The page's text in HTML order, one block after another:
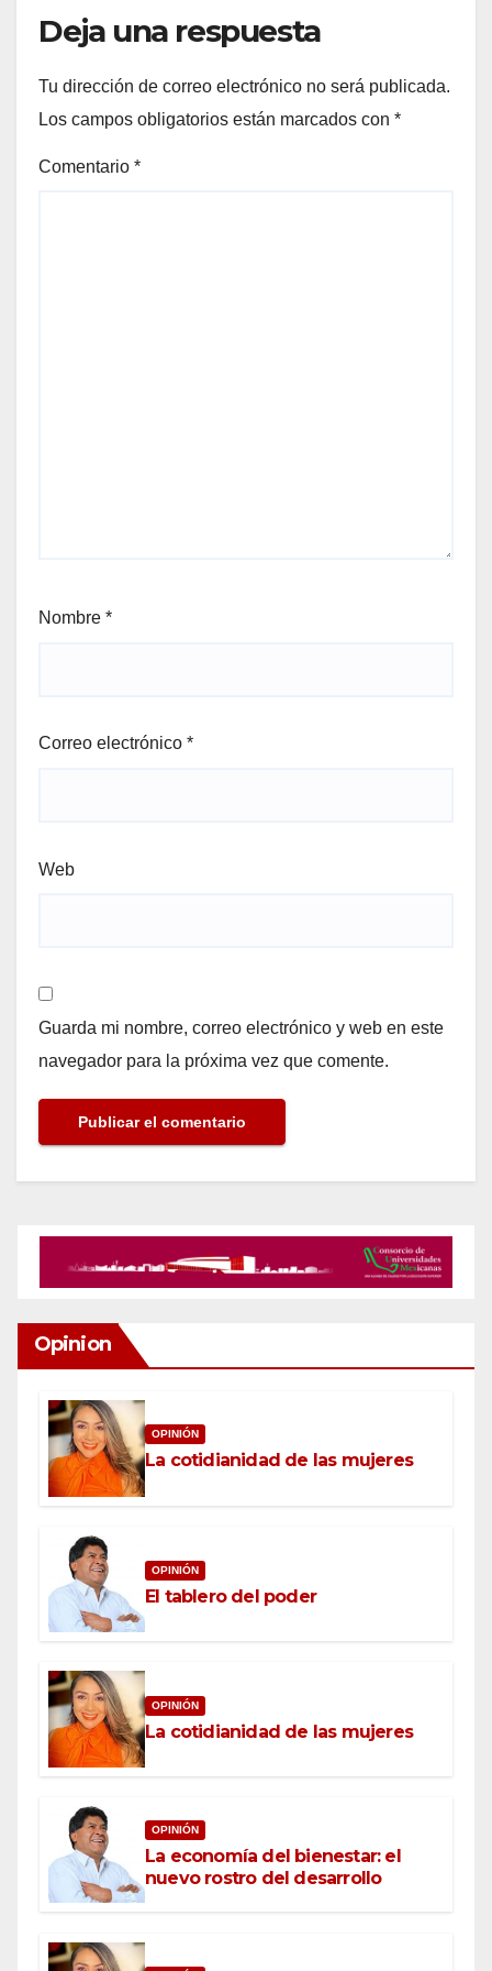
Deja una respuesta
Tu dirección de correo electrónico no será publicada.
Los campos obligatorios están marcados con *
Comentario *
Nombre *
Correo electrónico *
Web
Guarda mi nombre, correo electrónico y web en este
navegador para la próxima vez que comente.
Opinion
OPINIÓN
La cotidianidad de las mujeres
OPINIÓN
El tablero del poder
OPINIÓN
La cotidianidad de las mujeres
OPINIÓN
La economía del bienestar: el
nuevo rostro del desarrollo